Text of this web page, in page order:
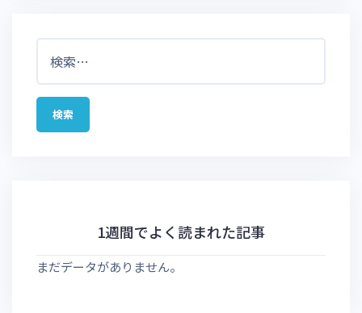
1週間でよく読まれた記事
まだデータがありません。